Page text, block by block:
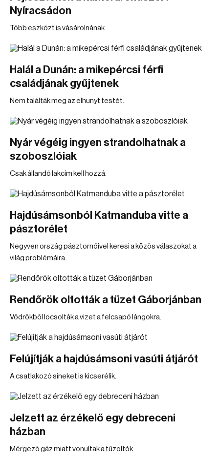
Nyíracsádon
Több eszközt is vásárolnának.
Halál a Dunán: a mikepércsi férfi
családjának gyűjtenek
Nem találták meg az elhunyt testét.
Nyár végéig ingyen strandolhatnak a
szoboszlóiak
Csak állandó lakcím kell hozzá.
Hajdúsámsonból Katmanduba vitte a
pásztorélet
Negyven ország pásztornőivel keresi a közös válaszokat a
világ problémáira.
Rendőrök oltották a tüzet Gáborjánban
Vödrökből locsolták a vizet a felcsapó lángokra.
Felújítják a hajdúsámsoni vasúti átjárót
A csatlakozó síneket is kicserélik.
Jelzett az érzékelő egy debreceni
házban
Mérgező gáz miatt vonultak a tűzoltók.